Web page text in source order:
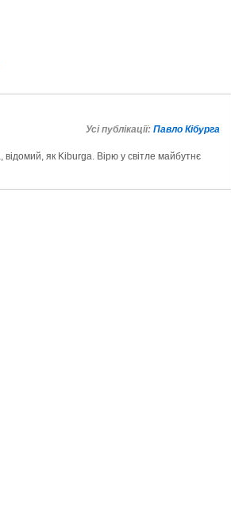
Усі публікації: Павло Кібурга
як Kiburga. Вірю у світле майбутнє